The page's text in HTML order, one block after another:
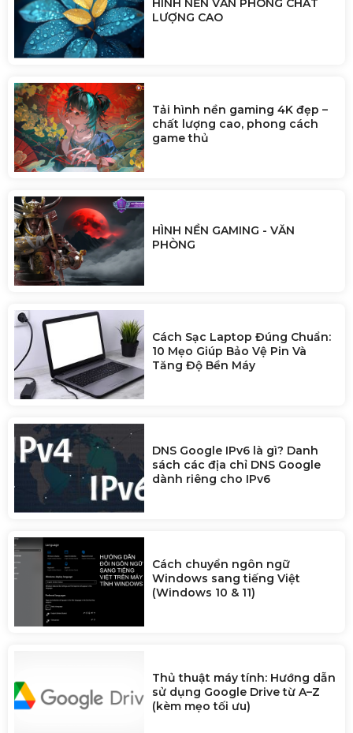
HÌNH NỀN VĂN PHÒNG CHẤT
LƯỢNG CAO
Tải hình nền gaming 4K đẹp –
chất lượng cao, phong cách
game thủ
HÌNH NỀN GAMING - VĂN
PHÒNG
Cách Sạc Laptop Đúng Chuẩn:
10 Mẹo Giúp Bảo Vệ Pin Và
Tăng Độ Bền Máy
DNS Google IPv6 là gì? Danh
sách các địa chỉ DNS Google
dành riêng cho IPv6
Cách chuyển ngôn ngữ
Windows sang tiếng Việt
(Windows 10 & 11)
Thủ thuật máy tính: Hướng dẫn
sử dụng Google Drive từ A–Z
(kèm mẹo tối ưu)